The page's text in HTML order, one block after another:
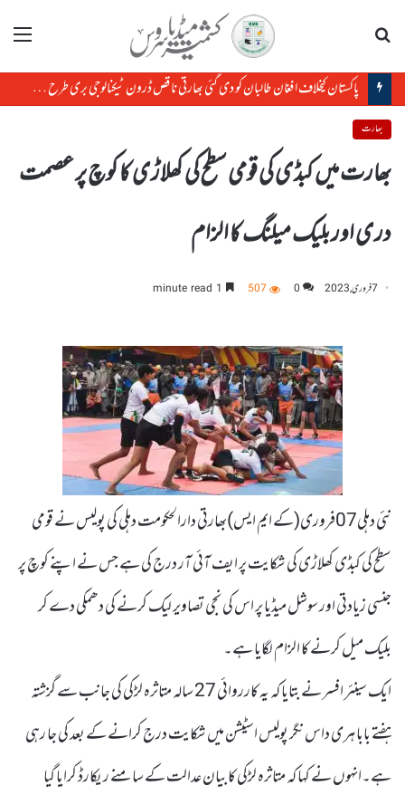
مینو
پاکستان کیخلاف افغان طالبان کو دی گئی بھارتی ناقص ڈرون ٹیکنالوجی بری طرح ناکام ا
بھارت
بھارت میں کبڈی کی قومی سطح کی کھلاڑی کا کوچ پر عصمت
دری اور بلیک میلنگ کا الزام
7 فروری, 2023 0
507
نئی دہلی07فروری(کے ایم ایس)بھارتی دارالحکومت دہلی کی پولیس نے قومی
سطح کی کبڈی کھلاڑی کی شکایت پر ایف آئی آر درج کی ہے جس نے اپنے کوچ پر
جنسی زیادتی اور سوشل میڈیا پر اس کی نجی تصاویر لیک کرنے کی دھمکی دے کر
بلیک میل کرنے کا الزام لگایا ہے۔
ایک سینئر افسر نے بتایا کہ یہ کارروائی 27 سالہ متاثرہ لڑکی کی جانب سے گزشتہ
ہفتے بابا ہری داس نگر پولیس اسٹیشن میں شکایت درج کرانے کے بعد کی جا رہی
ہے۔انہوں نے کہا کہ متاثرہ لڑکی کا بیان عدالت کے سامنے ریکارڈ کرایا گیا